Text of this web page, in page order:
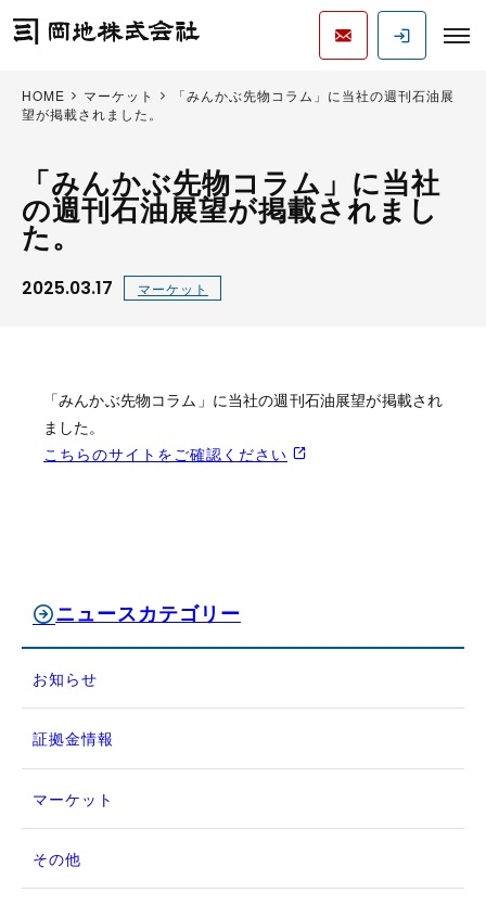
HOME マーケット
「みんかぶ先物コラム」に当社の週刊石油展
望が掲載されました。
「みんかぶ先物コラム」に当社
の週刊石油展望が掲載されまし
た。
2025.03.17 マーケット
「みんかぶ先物コラム」に当社の週刊石油展望が掲載され
ました。
こちらのサイトをご確認ください
ニュースカテゴリー
お知らせ
証拠金情報
マーケット
その他